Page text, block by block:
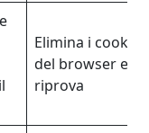
Elimina i cookie
del browser e
riprova